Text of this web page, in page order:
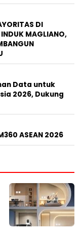
DI
INDUK MAGLIANO,
Data untuk
2026, Dukung
ASEAN 2026